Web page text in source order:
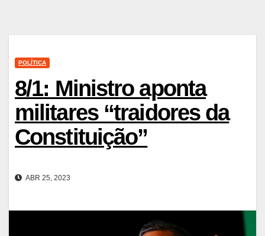
POLÍTICA
8/1: Ministro aponta
militares “traidores da
Constituição”
ABR 25, 2023